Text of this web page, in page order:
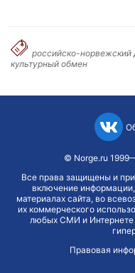
российско-норвежский
культурный обмен
© Norge.ru
Все права защищены и
включение
материалах сайта, во
их коммерческого
любых СМИ и Интернете
Правовая